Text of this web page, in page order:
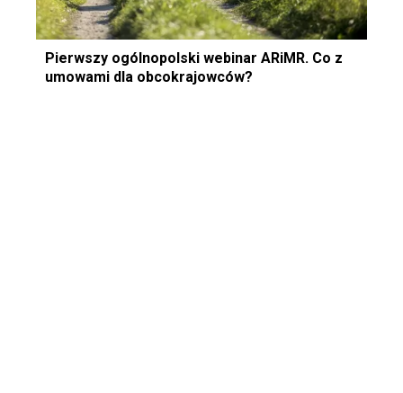
Pierwszy ogólnopolski webinar ARiMR. Co z
umowami dla obcokrajowców?